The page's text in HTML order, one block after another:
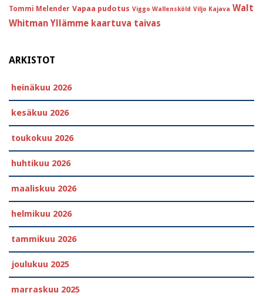
Tommi Melender Vapaa pudotus Viggo Wallensköld Viljo Kajava Walt
Whitman Yllämme kaartuva taivas
ARKISTOT
heinäkuu 2026
kesäkuu 2026
toukokuu 2026
huhtikuu 2026
maaliskuu 2026
helmikuu 2026
tammikuu 2026
joulukuu 2025
marraskuu 2025